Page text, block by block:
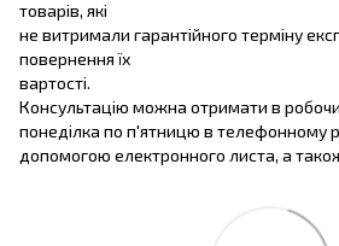
товарів, які
не витримали гарантійного терміну
повернення їх
вартості.
Консультацію можна отримати в
понеділка по п'ятницю в телефонному
допомогою електронного листа, а